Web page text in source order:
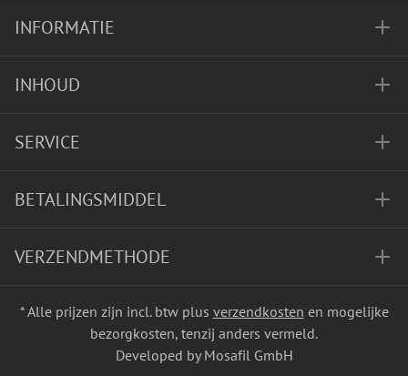
INFORMATIE
INHOUD
SERVICE
BETALINGSMIDDEL
VERZENDMETHODE
* Alle prijzen zijn incl. btw plus verzendkosten en mogelijke
bezorgkosten, tenzij anders vermeld.
Developed by Mosafil GmbH